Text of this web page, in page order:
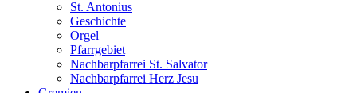
St. Antonius
Geschichte
Orgel
Pfarrgebiet
Nachbarpfarrei St. Salvator
Nachbarpfarrei Herz Jesu